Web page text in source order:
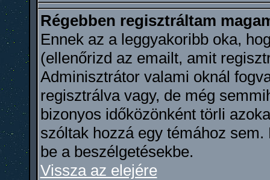
Régebben regisztráltam
Ennek az a leggyakoribb oka,
(ellenőrizd az emailt, amit
Adminisztrátor valami oknál
regisztrálva vagy, de még
bizonyos időközönként törli
szóltak hozzá egy témához
be a beszélgetésekbe.
Vissza az elejére